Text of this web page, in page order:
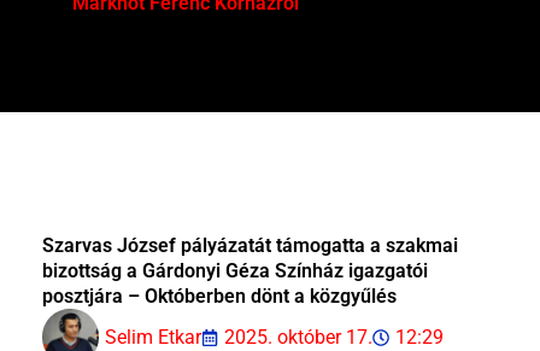
Szarvas József pályázatát támogatta a szakmai
bizottság a Gárdonyi Géza Színház igazgatói
posztjára – Októberben dönt a közgyűlés
Selim Etkar
2025. október 17. 12:29